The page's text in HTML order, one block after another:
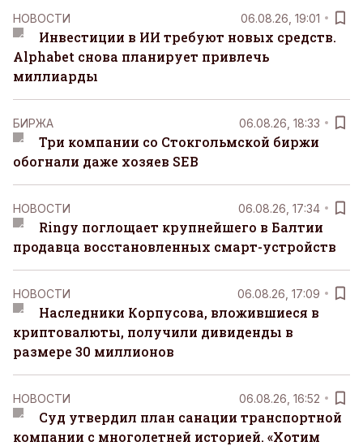
НОВОСТИ 06.08.26, 19:01
Инвестиции в ИИ требуют новых средств.
Alphabet снова планирует привлечь
миллиарды
БИРЖА 06.08.26, 18:33
Три компании со Стокгольмской биржи
обогнали даже хозяев SEB
НОВОСТИ 06.08.26, 17:34
Ringy поглощает крупнейшего в Балтии
продавца восстановленных смарт-устройств
НОВОСТИ 06.08.26, 17:09
Наследники Корпусова, вложившиеся в
криптовалюты, получили дивиденды в
размере 30 миллионов
НОВОСТИ 06.08.26, 16:52
Суд утвердил план санации транспортной
компании с многолетней историей. «Хотим